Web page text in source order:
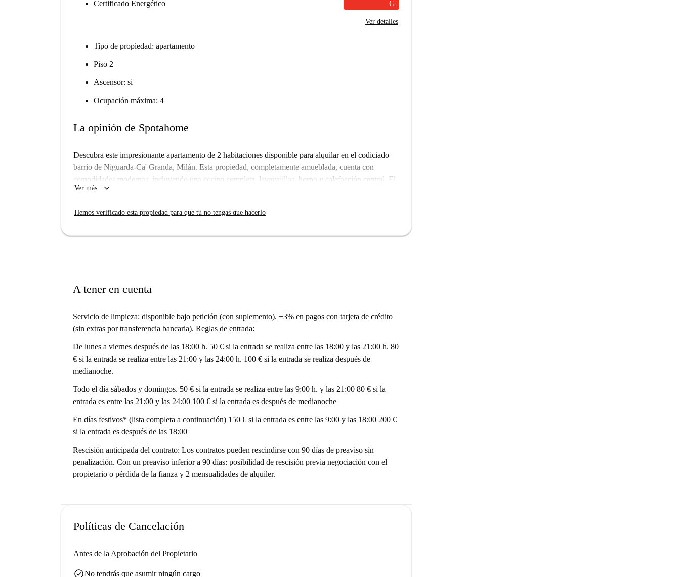
Certificado Energético G
Ver detalles
Tipo de propiedad: apartamento
Piso 2
Ascensor: si
Ocupación máxima: 4
La opinión de Spotahome
Descubra este impresionante apartamento de 2 habitaciones disponible para alquilar en el codiciado
barrio de Niguarda-Ca' Granda, Milán. Esta propiedad, completamente amueblada, cuenta con
comodidades modernas, incluyendo una cocina completa, lavavajillas, horno y calefacción central. El
apartamento también dispone de balcón o terraza y acceso privado a la lavadora. El edificio ofrece
profesionalmente por Spotahome, puede tener la seguridad de su calidad y fiabilidad.
Niguarda-Ca' Granda, ubicada en Milán, es una zona vibrante con lugares increíbles a poca distancia.
Ver más keyboard_arrow_down
Hemos verificado esta propiedad para que tú no tengas que hacerlo
A tener en cuenta
Servicio de limpieza: disponible bajo petición (con suplemento). +3% en pagos con tarjeta de crédito
(sin extras por transferencia bancaria). Reglas de entrada:
De lunes a viernes después de las 18:00 h. 50 € si la entrada se realiza entre las 18:00 y las 21:00 h. 80
€ si la entrada se realiza entre las 21:00 y las 24:00 h. 100 € si la entrada se realiza después de
medianoche.
Todo el día sábados y domingos. 50 € si la entrada se realiza entre las 9:00 h. y las 21:00 80 € si la
entrada es entre las 21:00 y las 24:00 100 € si la entrada es después de medianoche
En días festivos* (lista completa a continuación) 150 € si la entrada es entre las 9:00 y las 18:00 200 €
si la entrada es después de las 18:00
Rescisión anticipada del contrato: Los contratos pueden rescindirse con 90 días de preaviso sin
penalización. Con un preaviso inferior a 90 días: posibilidad de rescisión previa negociación con el
propietario o pérdida de la fianza y 2 mensualidades de alquiler.
Políticas de Cancelación
Antes de la Aprobación del Propietario
check_circleNo tendrás que asumir ningún cargo